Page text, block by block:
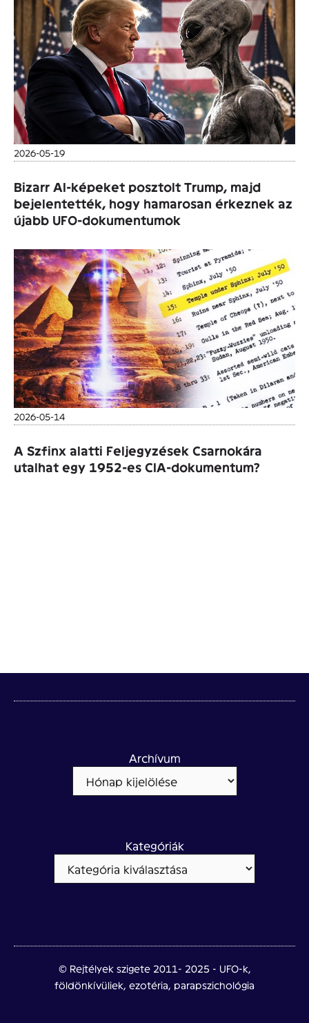
2026-05-19
Bizarr AI-képeket posztolt Trump, majd
bejelentették, hogy hamarosan érkeznek az
újabb UFO-dokumentumok
2026-05-14
A Szfinx alatti Feljegyzések Csarnokára
utalhat egy 1952-es CIA-dokumentum?
Archívum
Kategóriák
© Rejtélyek szigete 2011- 2025 - UFO-k,
földönkívüliek, ezotéria, parapszichológia